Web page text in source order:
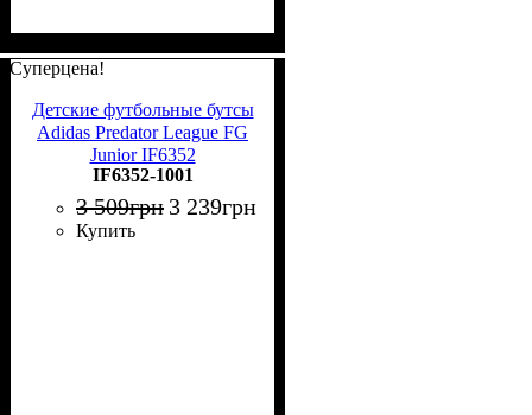
Суперцена!
Детские футбольные бутсы
Adidas Predator League FG
Junior IF6352
IF6352-1001
3 509грн 3 239грн
Купить